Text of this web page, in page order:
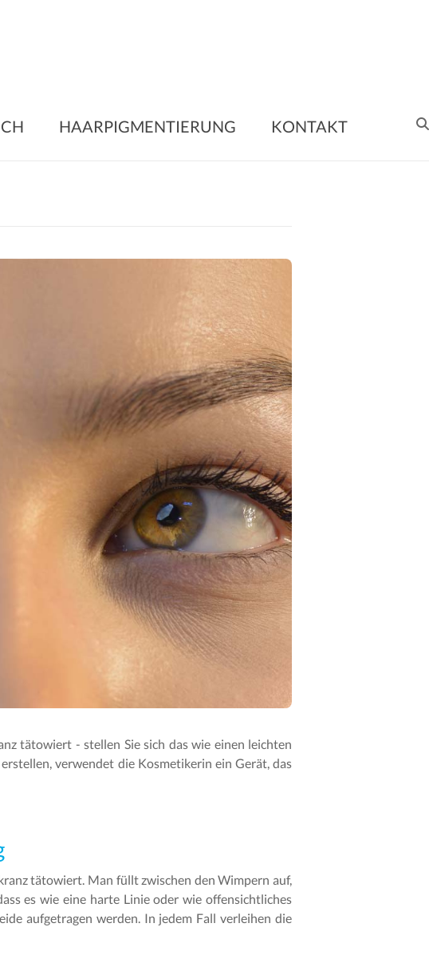
HAARPIGMENTIERUNG KONTAKT
tätowiert - stellen Sie sich das wie einen leichten
verwendet die Kosmetikerin ein Gerät, das
tätowiert. Man füllt zwischen den Wimpern auf,
es wie eine harte Linie oder wie offensichtliches
aufgetragen werden. In jedem Fall verleihen die